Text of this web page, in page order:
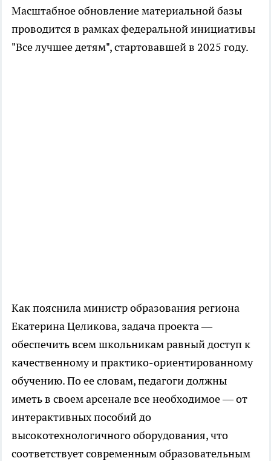
Масштабное обновление материальной базы
проводится в рамках федеральной инициативы
"Все лучшее детям", стартовавшей в 2025 году.
Как пояснила министр образования региона
Екатерина Целикова, задача проекта —
обеспечить всем школьникам равный доступ к
качественному и практико-ориентированному
обучению. По ее словам, педагоги должны
иметь в своем арсенале все необходимое — от
интерактивных пособий до
высокотехнологичного оборудования, что
соответствует современным образовательным